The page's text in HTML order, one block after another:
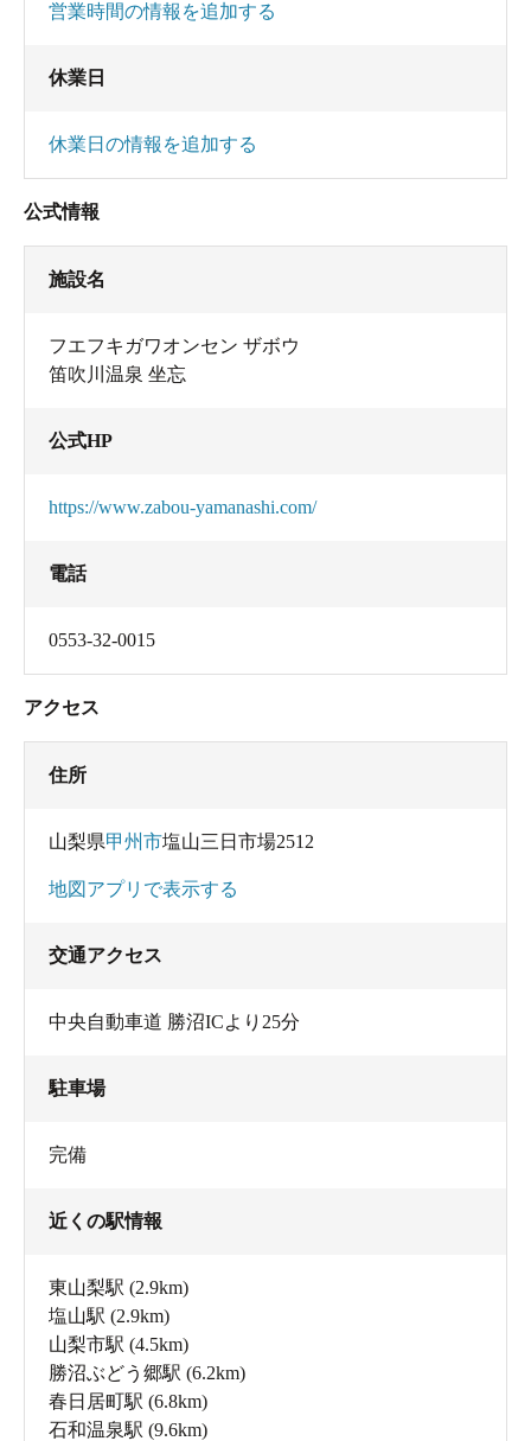
営業時間の情報を追加する
休業日
休業日の情報を追加する
公式情報
施設名
フエフキガワオンセン ザボウ
笛吹川温泉 坐忘
公式HP
https://www.zabou-yamanashi.com/
電話
0553-32-0015
アクセス
住所
山梨県甲州市塩山三日市場2512
地図アプリで表示する
交通アクセス
中央自動車道 勝沼ICより25分
駐車場
完備
近くの駅情報
東山梨駅 (2.9km)
塩山駅 (2.9km)
山梨市駅 (4.5km)
勝沼ぶどう郷駅 (6.2km)
春日居町駅 (6.8km)
石和温泉駅 (9.6km)